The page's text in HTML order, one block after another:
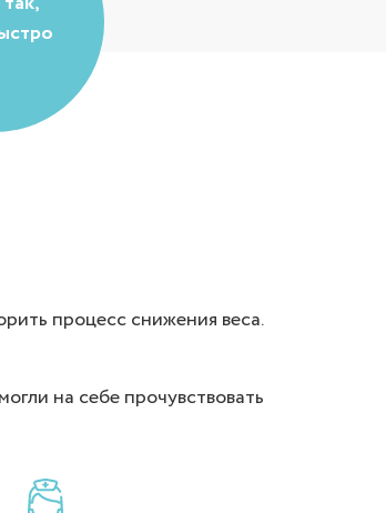
процесс снижения веса.
на себе прочувствовать